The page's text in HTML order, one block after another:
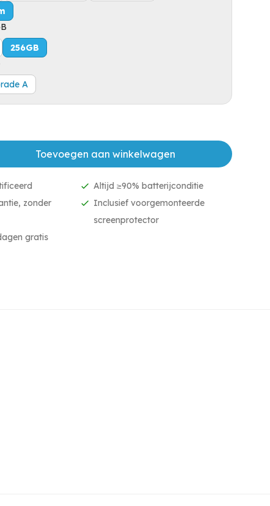
256GB
A
Toevoegen aan winkelwagen
Altijd ≥90% batterijconditie
zonder
Inclusief voorgemonteerde
screenprotector
gratis